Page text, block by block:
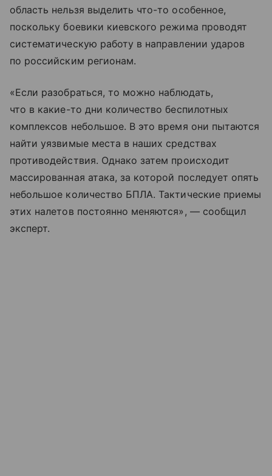
область нельзя выделить что-то особенное,
поскольку боевики киевского режима проводят
систематическую работу в направлении ударов
по российским регионам.
«Если разобраться, то можно наблюдать,
что в какие-то дни количество беспилотных
комплексов небольшое. В это время они пытаются
найти уязвимые места в наших средствах
противодействия. Однако затем происходит
массированная атака, за которой последует опять
небольшое количество БПЛА. Тактические приемы
этих налетов постоянно меняются», — сообщил
эксперт.